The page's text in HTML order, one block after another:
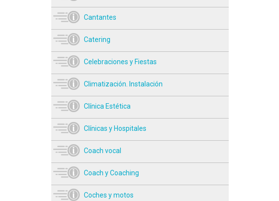
Cantantes
Catering
Celebraciones y Fiestas
Climatización. Instalación
Clínica Estética
Clínicas y Hospitales
Coach vocal
Coach y Coaching
Coches y motos